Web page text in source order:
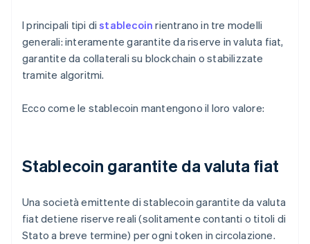
I principali tipi distablecoin rientrano in tre modelli
generali: interamente garantite da riserve in valuta fiat,
garantite da collaterali su blockchain o stabilizzate
tramite algoritmi.
Ecco come le stablecoin mantengono il loro valore:
Stablecoin garantite da valuta fiat
Una società emittente di stablecoin garantite da valuta
fiat detiene riserve reali (solitamente contanti o titoli di
Stato a breve termine) per ogni token in circolazione.